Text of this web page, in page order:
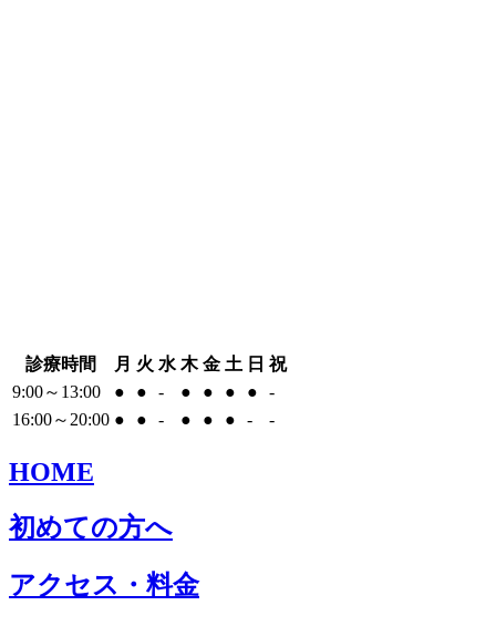
診療時間 月 火 水 木 金 土 日 祝
9:00～13:00
● ● - ● ● ● ●
-
16:00～20:00 ● ● - ● ● ● - -
HOME
初めての方へ
アクセス・料金